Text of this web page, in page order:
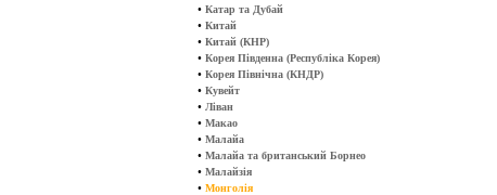
• Катар та Дубай
• Китай
• Китай (КНР)
• Корея Південна (Республіка Корея)
• Корея Північна (КНДР)
• Кувейт
• Ліван
• Макао
• Малайа
• Малайа та британський Борнео
• Малайзія
• Монголія